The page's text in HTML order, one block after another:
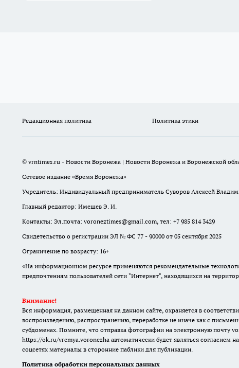
Редакционная политика Политика этики
© vrntimes.ru - Новости Воронежа | Новости Воронежа и Воронежской
Сетевое издание «Время Воронежа»
Учредитель: Индивидуальный предприниматель Суворов Алексей
Главный редактор: Имешев Э. И.
Контакты: Эл.почта: voroneztimes@gmail.com, тел: +7 985 814 3429
Свидетельство о регистрации ЭЛ № ФС 77 - 90000 от 05 сентября 2025
Ограничение по возрасту: 16+
«На информационном ресурсе применяются рекомендательные
предпочтениям пользователей сети "Интернет", находящихся на
Внимание!
Вся информация, размещенная на данном сайте, охраняется в
воспроизведению, распространению, переработке не иначе как с
субдоменах. Помните, что отправка фотографии на электронную почту
https://ok.ru/vremya.voronezha автоматически будет являться согласием
соцсетях материалы в сторонние паблики для публикации.
Политика обработки персональных данных